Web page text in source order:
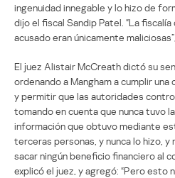
ingenuidad innegable y lo hizo de
dijo el fiscal Sandip Patel. “La
acusado eran únicamente
El juez Alistair McCreath dictó su
ordenando a Mangham a cumplir
y permitir que las autoridades
tomando en cuenta que nunca tuvo
información que obtuvo mediante
terceras personas, y nunca lo hizo, y
sacar ningún beneficio financiero al
explicó el juez, y agregó: “Pero esto